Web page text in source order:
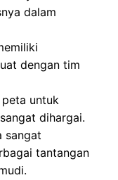
dalam
dengan tim
peta untuk
dihargai.
sangat
tantangan